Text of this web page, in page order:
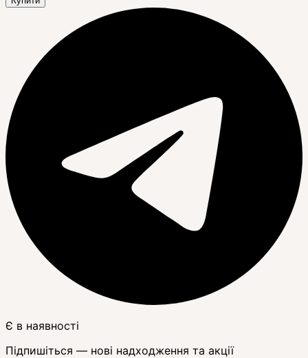
Є в наявності
Підпишіться — нові надходження та акції